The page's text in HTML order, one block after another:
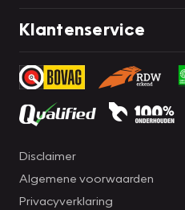
Klantenservice
Disclaimer
Algemene voorwaarden
Privacyverklaring